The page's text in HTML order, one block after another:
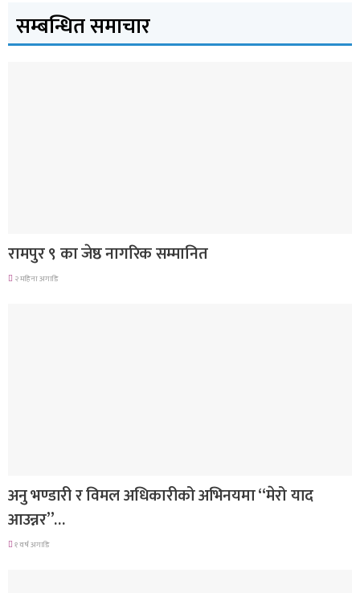
सम्बन्धित समाचार
रामपुर ९ का जेष्ठ नागरिक सम्मानित
२ महिना अगाडि
अनु भण्डारी र विमल अधिकारीको अभिनयमा “मेरो याद
आउन्नर”…
१ वर्ष अगाडि